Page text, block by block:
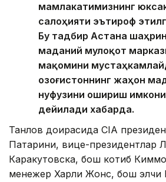
мамлакатимизнинг
салоҳияти эътироф
Бу тадбир Астана
маданий мулоқот
мақомини
Қозоғистоннинг жаҳон
нуфузини ошириш
дейилади хабарда.
Танлов доирасида CIA
Патарини, вице-президентлар
Каракутовска, бош котиб
менежер Харли Жонс, бош элчи